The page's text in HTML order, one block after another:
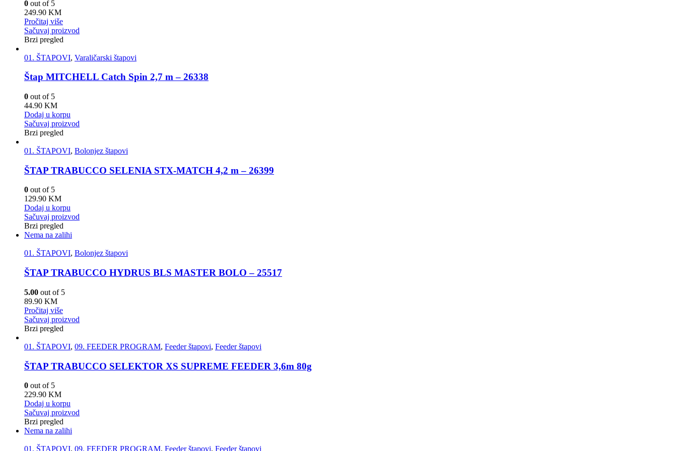
0 out of 5
249.90 KM
Pročitaj više
Sačuvaj proizvod
Brzi pregled
01. ŠTAPOVI, Varaličarski štapovi
Štap MITCHELL Catch Spin 2,7 m – 26338
0 out of 5
44.90 KM
Dodaj u korpu
Sačuvaj proizvod
Brzi pregled
01. ŠTAPOVI, Bolonjez štapovi
ŠTAP TRABUCCO SELENIA STX-MATCH 4,2 m – 26399
0 out of 5
129.90 KM
Dodaj u korpu
Sačuvaj proizvod
Brzi pregled
Nema na zalihi
01. ŠTAPOVI, Bolonjez štapovi
ŠTAP TRABUCCO HYDRUS BLS MASTER BOLO – 25517
5.00 out of 5
89.90 KM
Pročitaj više
Sačuvaj proizvod
Brzi pregled
01. ŠTAPOVI, 09. FEEDER PROGRAM, Feeder štapovi, Feeder štapovi
ŠTAP TRABUCCO SELEKTOR XS SUPREME FEEDER 3,6m 80g
0 out of 5
229.90 KM
Dodaj u korpu
Sačuvaj proizvod
Brzi pregled
Nema na zalihi
01. ŠTAPOVI, 09. FEEDER PROGRAM, Feeder štapovi, Feeder štapovi